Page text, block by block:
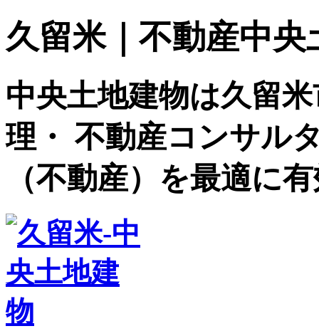
久留米｜不動産中
中央土地建物は久留
理・ 不動産コンサル
（不動産）を最適に